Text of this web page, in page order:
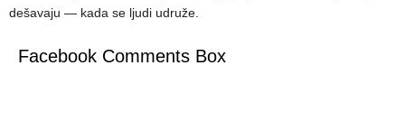
dešavaju — kada se ljudi udruže.
Facebook Comments Box